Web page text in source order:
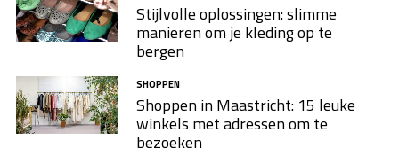
Stijlvolle oplossingen: slimme
manieren om je kleding op te
bergen
SHOPPEN
Shoppen in Maastricht: 15 leuke
winkels met adressen om te
bezoeken